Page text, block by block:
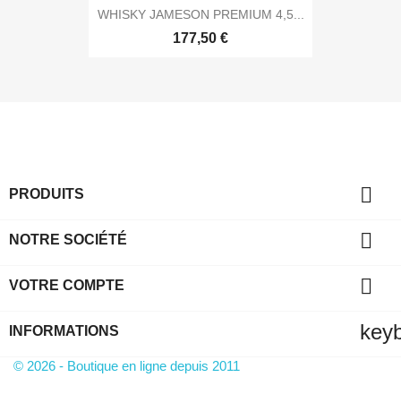
WHISKY JAMESON PREMIUM 4,5...
177,50 €
PRODUITS 
NOTRE SOCIÉTÉ 
VOTRE COMPTE 
INFORMATIONS
© 2026 - Boutique en ligne depuis 2011